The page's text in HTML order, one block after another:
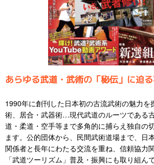
あらゆる武道・武術の「秘伝」に迫
1990年に創刊した日本初の古流武術の魅力を
術、居合・武器術…現代武道のルーツである
道・柔道・空手等まで多角的に捕らえ独自の
ます。公的団体から、民間武術道場まで、日
関係者と長年にわたる交流を重ね、信頼協力
「武道ツーリズム」普及・振興にも取り組ん